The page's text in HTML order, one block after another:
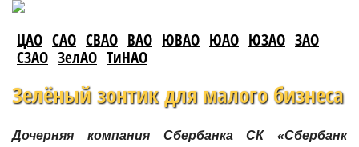
ЦАО САО СВАО ВАО ЮВАО ЮАО ЮЗАО ЗАО
СЗАО ЗелАО ТиНАО
Зелёный зонтик для малого бизнеса
Дочерняя компания Сбербанка СК «Сбербанк